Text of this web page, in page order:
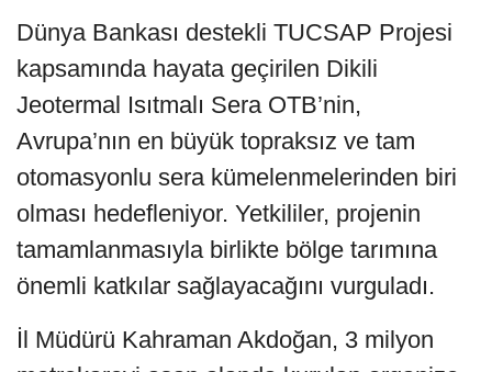
Dünya Bankası destekli TUCSAP Projesi
kapsamında hayata geçirilen Dikili
Jeotermal Isıtmalı Sera OTB’nin,
Avrupa’nın en büyük topraksız ve tam
otomasyonlu sera kümelenmelerinden biri
olması hedefleniyor. Yetkililer, projenin
tamamlanmasıyla birlikte bölge tarımına
önemli katkılar sağlayacağını vurguladı.
İl Müdürü Kahraman Akdoğan, 3 milyon